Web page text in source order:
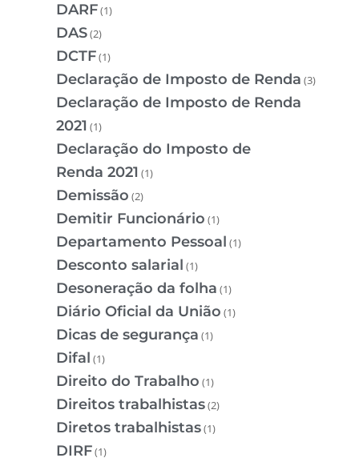
DARF(1)
DAS(2)
DCTF(1)
Declaração de Imposto de Renda (3)
Declaração de Imposto de Renda
2021 (1)
Declaração do Imposto de
Renda 2021 (1)
Demissão (2)
Demitir Funcionário (1)
Departamento Pessoal (1)
Desconto salarial (1)
Desoneração da folha (1)
Diário Oficial da União (1)
Dicas de segurança (1)
Difal (1)
Direito do Trabalho (1)
Direitos trabalhistas(2)
Diretos trabalhistas(1)
DIRF(1)